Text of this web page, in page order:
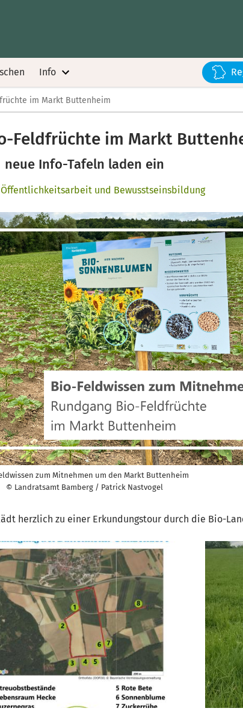
Info
im Markt Buttenheim
Feldfrüchte im Markt
neue Info-Tafeln laden ein
Öffentlichkeitsarbeit und Bewusstseinsbildung
zum Mitnehmen um den Markt Buttenheim
© Landratsamt Bamberg / Patrick Nastvogel
herzlich zu einer Erkundungstour durch die Bio-